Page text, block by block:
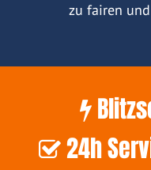
zu fairen
24h